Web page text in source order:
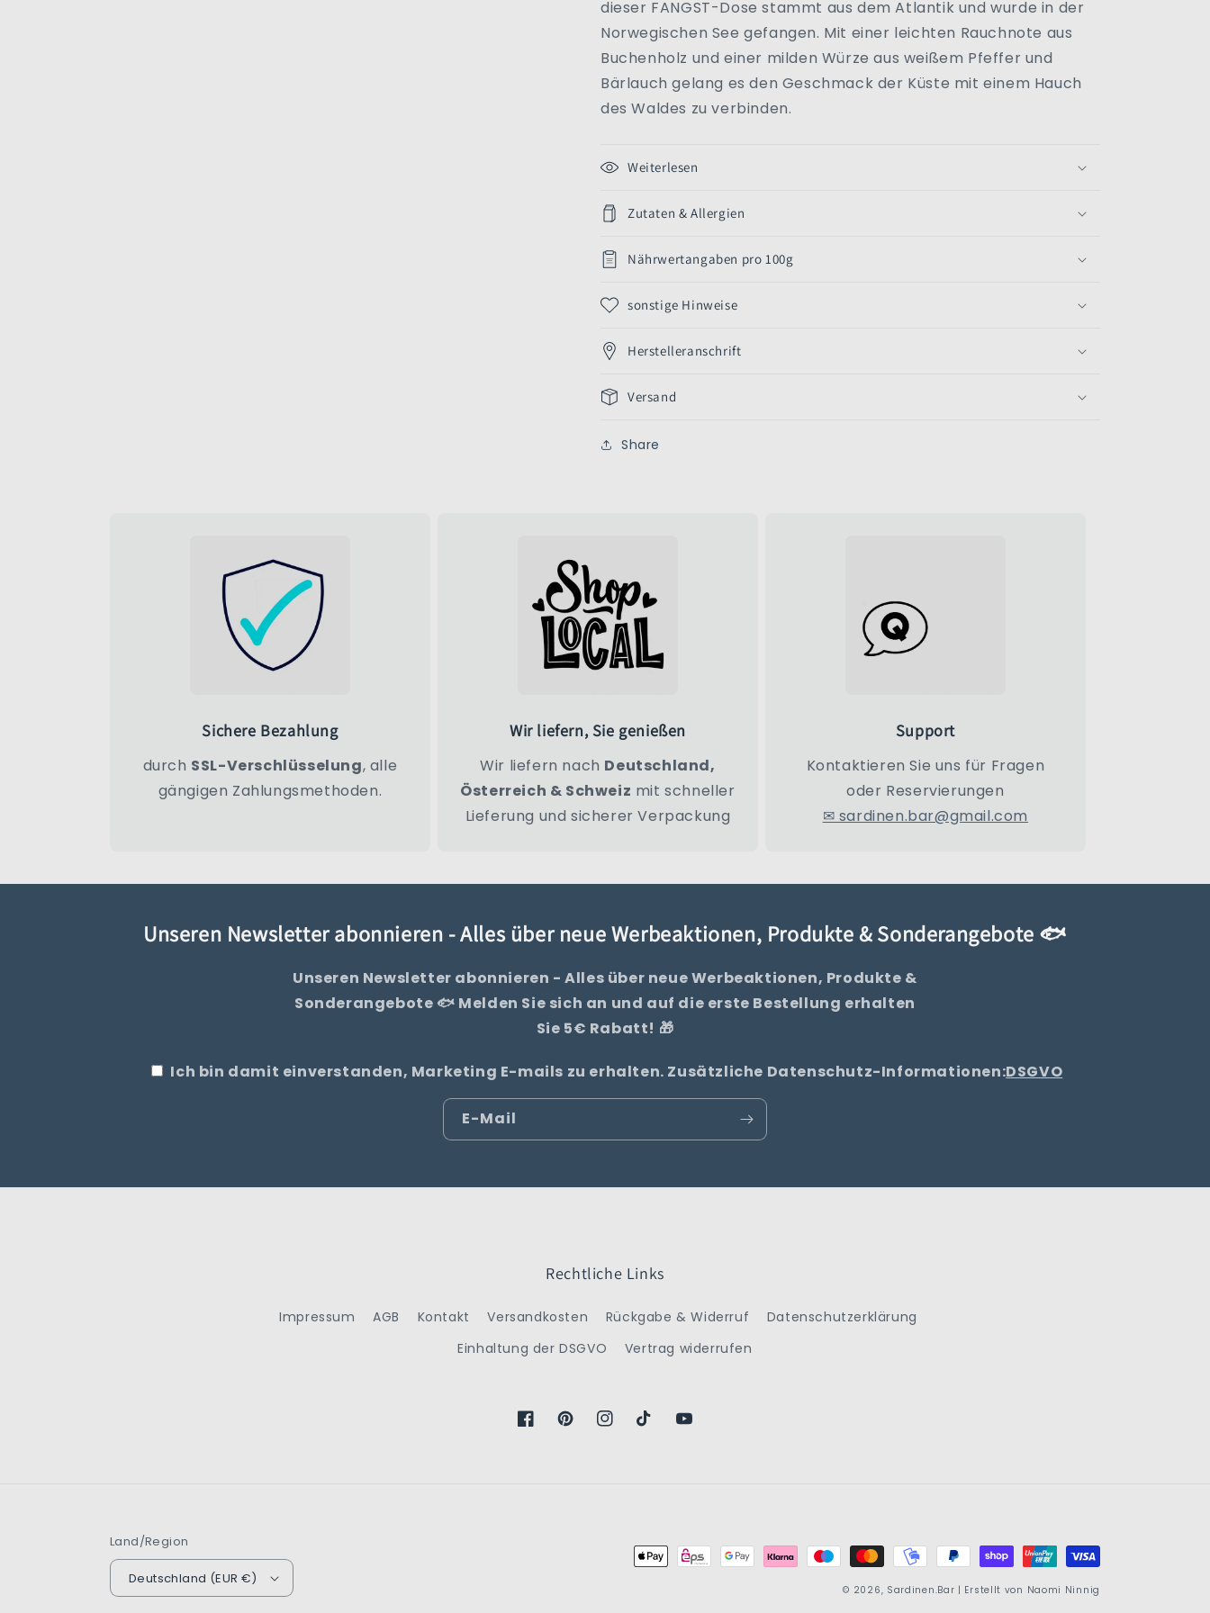
|
Fangst
København
|
Dänemark
|
Fangst
København
|
Dänemark
dieser FANGST-Dose stammt aus dem Atlantik und wurde in der
Norwegischen See gefangen. Mit einer leichten Rauchnote aus
Buchenholz und einer milden Würze aus weißem Pfeffer und
Bärlauch gelang es den Geschmack der Küste mit einem Hauch
des Waldes zu verbinden.
Weiterlesen
Zutaten & Allergien
Nährwertangaben pro 100g
sonstige Hinweise
Herstelleranschrift
Versand
Share
Sichere Bezahlung
durch SSL-Verschlüsselung, alle
gängigen Zahlungsmethoden.
Wir liefern, Sie genießen
Wir liefern nach Deutschland,
Österreich & Schweiz mit schneller
Lieferung und sicherer Verpackung
Support
Kontaktieren Sie uns für Fragen
oder Reservierungen
✉ sardinen.bar@gmail.com
Unseren Newsletter abonnieren - Alles über neue Werbeaktionen, Produkte & Sonderangebote 🐟
Unseren Newsletter abonnieren - Alles über neue Werbeaktionen, Produkte &
Sonderangebote 🐟 Melden Sie sich an und auf die erste Bestellung erhalten
Sie 5€ Rabatt! 🎁
Ich bin damit einverstanden, Marketing E-mails zu erhalten. Zusätzliche Datenschutz-Informationen:DSGVO
E-Mail
Rechtliche Links
Impressum AGB Kontakt Versandkosten Rückgabe & Widerruf
Datenschutzerklärung
Einhaltung der DSGVO
Vertrag widerrufen
FacebookPinterestInstagramTikTokYouTube
Land/Region
Deutschland (EUR €)
Zahlungsmethoden
© 2026, Sardinen.Bar | Erstellt von Naomi Ninnig